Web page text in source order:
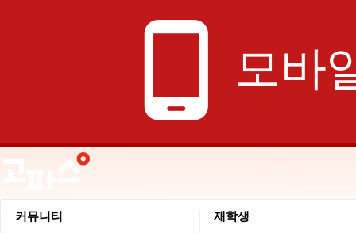
phone_android 모바
커뮤니티 재학생